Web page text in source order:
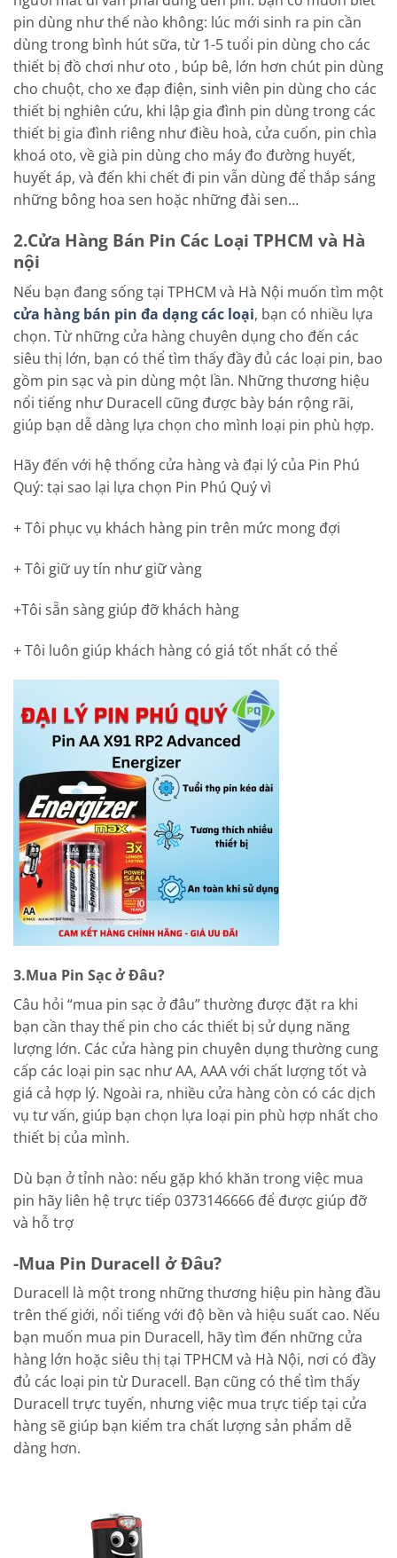
pin dùng như thế nào không: lúc mới sinh ra pin cần
dùng trong bình hút sữa, từ 1-5 tuổi pin dùng cho các
thiết bị đồ chơi như oto , búp bê, lớn hơn chút pin dùng
cho chuột, cho xe đạp điện, sinh viên pin dùng cho các
thiết bị nghiên cứu, khi lập gia đình pin dùng trong các
thiết bị gia đình riêng như điều hoà, cửa cuốn, pin chìa
khoá oto, về già pin dùng cho máy đo đường huyết,
huyết áp, và đến khi chết đi pin vẫn dùng để thắp sáng
những bông hoa sen hoặc những đài sen…
2.Cửa Hàng Bán Pin Các Loại TPHCM và Hà
nội
Nếu bạn đang sống tại TPHCM và Hà Nội muốn tìm một
cửa hàng bán pin đa dạng các loại, bạn có nhiều lựa
chọn. Từ những cửa hàng chuyên dụng cho đến các
siêu thị lớn, bạn có thể tìm thấy đầy đủ các loại pin, bao
gồm pin sạc và pin dùng một lần. Những thương hiệu
nổi tiếng như Duracell cũng được bày bán rộng rãi,
giúp bạn dễ dàng lựa chọn cho mình loại pin phù hợp.
Hãy đến với hệ thống cửa hàng và đại lý của Pin Phú
Quý: tại sao lại lựa chọn Pin Phú Quý vì
+ Tôi phục vụ khách hàng pin trên mức mong đợi
+ Tôi giữ uy tín như giữ vàng
+Tôi sẵn sàng giúp đỡ khách hàng
+ Tôi luôn giúp khách hàng có giá tốt nhất có thể
3.Mua Pin Sạc ở Đâu?
Câu hỏi “mua pin sạc ở đâu” thường được đặt ra khi
bạn cần thay thế pin cho các thiết bị sử dụng năng
lượng lớn. Các cửa hàng pin chuyên dụng thường cung
cấp các loại pin sạc như AA, AAA với chất lượng tốt và
giá cả hợp lý. Ngoài ra, nhiều cửa hàng còn có các dịch
vụ tư vấn, giúp bạn chọn lựa loại pin phù hợp nhất cho
thiết bị của mình.
Dù bạn ở tỉnh nào: nếu gặp khó khăn trong việc mua
pin hãy liên hệ trực tiếp 0373146666 để được giúp đỡ
và hỗ trợ
-Mua Pin Duracell ở Đâu?
Duracell là một trong những thương hiệu pin hàng đầu
trên thế giới, nổi tiếng với độ bền và hiệu suất cao. Nếu
bạn muốn mua pin Duracell, hãy tìm đến những cửa
hàng lớn hoặc siêu thị tại TPHCM và Hà Nội, nơi có đầy
đủ các loại pin từ Duracell. Bạn cũng có thể tìm thấy
Duracell trực tuyến, nhưng việc mua trực tiếp tại cửa
hàng sẽ giúp bạn kiểm tra chất lượng sản phẩm dễ
dàng hơn.